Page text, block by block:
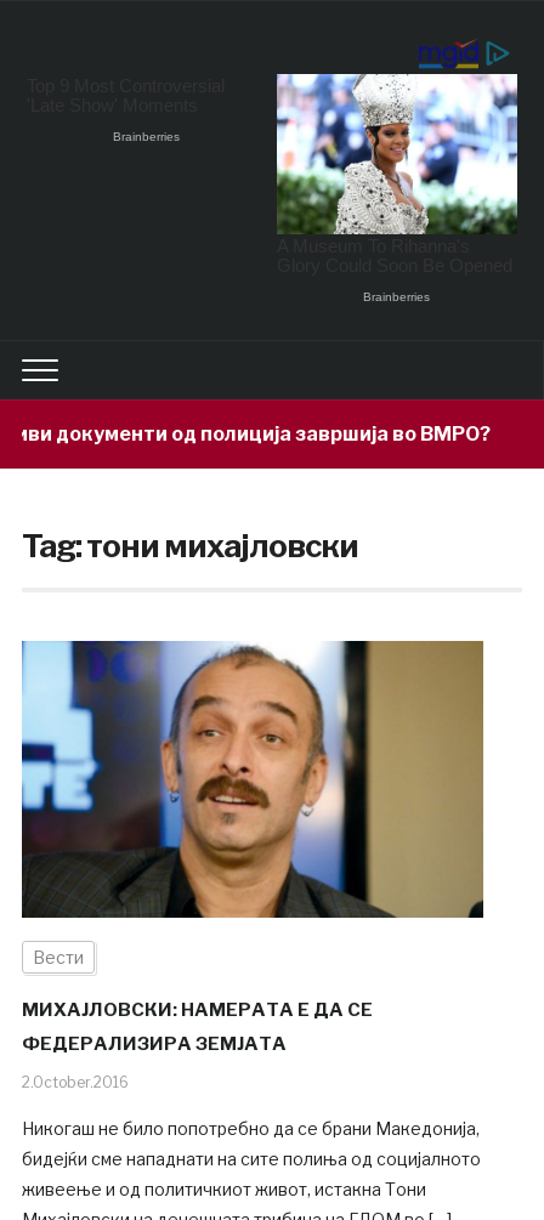
од полиција завршија во ВМРО?
Tag:тони михајловски
Вести
МИХАЈЛОВСКИ: НАМЕРАТА Е ДА СЕ
ФЕДЕРАЛИЗИРА ЗЕМЈАТА
2.October.2016
Никогаш не било попотребно да се брани Македонија,
бидејќи сме нападнати на сите полиња од социјалното
живеење и од политичкиот живот, истакна Тони